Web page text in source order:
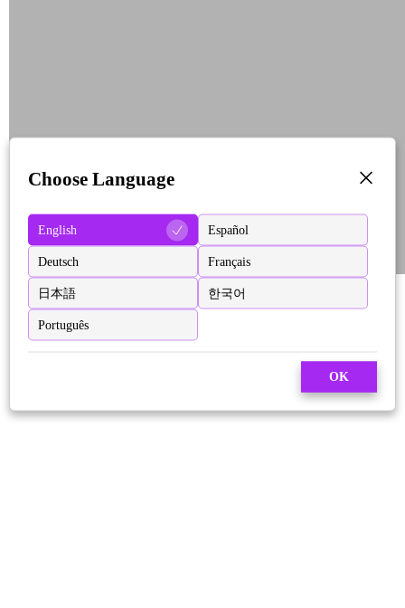
Choose Language
English Español
Deutsch Français
日本語 한국어
Português
OK